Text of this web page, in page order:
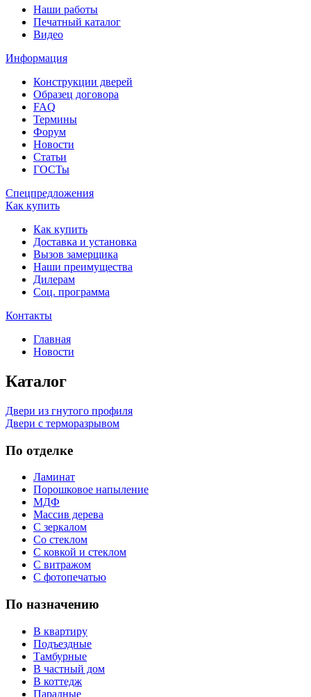
Наши работы
Печатный каталог
Видео
Информация
Конструкции дверей
Образец договора
FAQ
Термины
Форум
Новости
Статьи
ГОСТы
Спецпредложения
Как купить
Как купить
Доставка и установка
Вызов замерщика
Наши преимущества
Дилерам
Соц. программа
Контакты
Главная
Новости
Каталог
Двери из гнутого профиля
Двери с терморазрывом
По отделке
Ламинат
Порошковое напыление
МДФ
Массив дерева
С зеркалом
Со стеклом
С ковкой и стеклом
С витражом
С фотопечатью
По назначению
В квартиру
Подъездные
Тамбурные
В частный дом
В коттедж
Парадные